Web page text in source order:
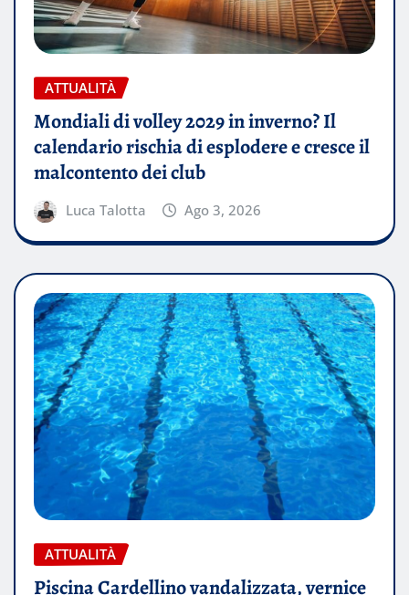
ATTUALITÀ
Mondiali di volley 2029 in inverno? Il
calendario rischia di esplodere e cresce il
malcontento dei club
Luca Talotta Ago 3, 2026
ATTUALITÀ
Piscina Cardellino vandalizzata, vernice